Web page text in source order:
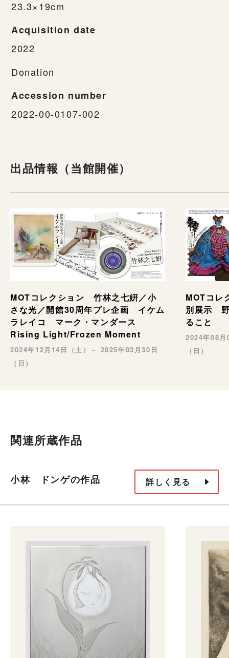
23.3×19cm
Acquisition date
2022
Donation
Accession number
2022-00-0107-002
出品情報（当館開催）
MOTコレクション 竹林之七姸／小
さな光／開館30周年プレ企画 イケム
ラレイコ マーク・マンダース
Rising Light/Frozen Moment
2024年12月14日（土）－ 2025年03月30日
（日）
MOTコレ
別展示
ること
2024年08
（日）
関連所蔵作品
小林 ドンゲの作品 詳しく見る